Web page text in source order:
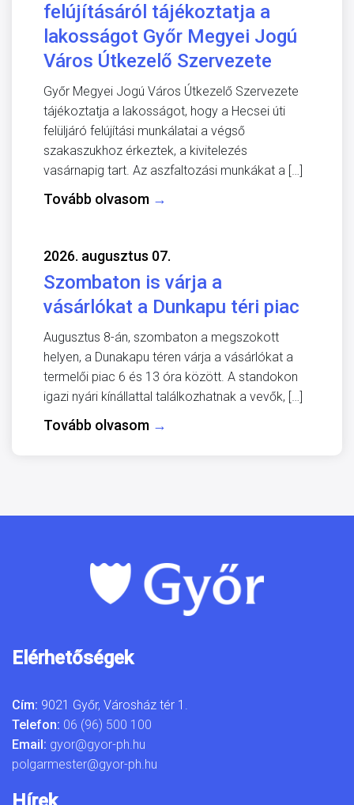
felújításáról tájékoztatja a
lakosságot Győr Megyei Jogú
Város Útkezelő Szervezete
Győr Megyei Jogú Város Útkezelő Szervezete
tájékoztatja a lakosságot, hogy a Hecsei úti
felüljáró felújítási munkálatai a végső
szakaszukhoz érkeztek, a kivitelezés
vasárnapig tart. Az aszfaltozási munkákat a […]
Tovább olvasom →
2026. augusztus 07.
Szombaton is várja a
vásárlókat a Dunkapu téri piac
Augusztus 8-án, szombaton a megszokott
helyen, a Dunakapu téren várja a vásárlókat a
termelői piac 6 és 13 óra között. A standokon
igazi nyári kínállattal találkozhatnak a vevők, […]
Tovább olvasom →
Elérhetőségek
Cím: 9021 Győr, Városház tér 1.
Telefon: 06 (96) 500 100
Email: gyor@gyor-ph.hu
polgarmester@gyor-ph.hu